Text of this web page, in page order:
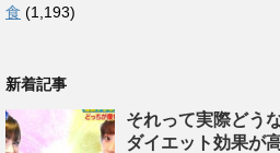
食 (1,193)
新着記事
それって実際どう
ダイエット効果が